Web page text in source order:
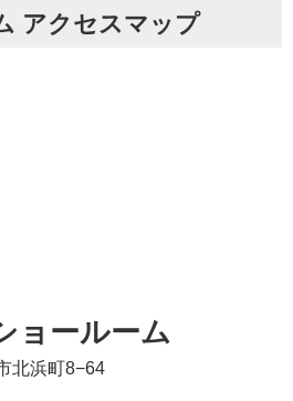
アクセスマップ
ョールーム
北浜町8−64